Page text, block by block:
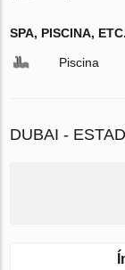
SPA, PISCINA, ETC.
Piscina
DUBAI -